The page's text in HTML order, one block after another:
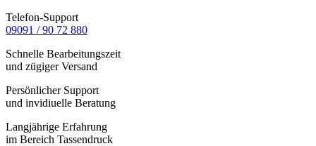
Telefon-Support
09091 / 90 72 880
Schnelle Bearbeitungszeit
und zügiger Versand
Persönlicher Support
und invidiuelle Beratung
Langjährige Erfahrung
im Bereich Tassendruck